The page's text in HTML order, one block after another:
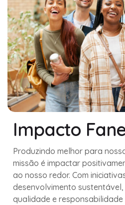
Impacto
Produzindo melhor para
missão é impactar
ao nosso redor. Com
desenvolvimento
qualidade e responsabilidade